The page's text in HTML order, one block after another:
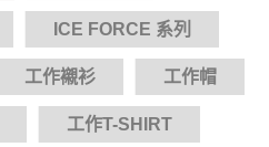
ICE FORCE 系列
工作襯衫 工作帽
工作T-SHIRT